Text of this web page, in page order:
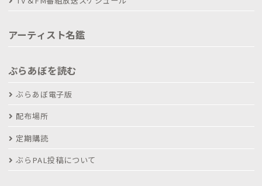
アーティスト名鑑
ぶらあぼを読む
ぶらあぼ電子版
配布場所
定期購読
ぶらPAL投稿について